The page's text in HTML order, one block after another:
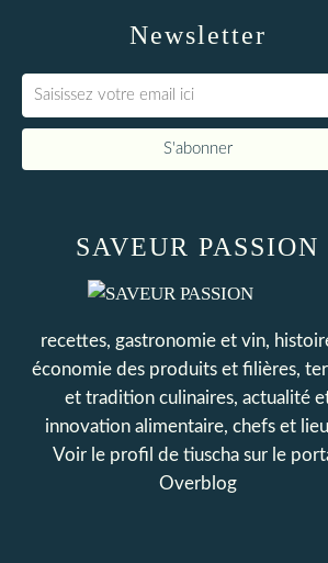
Newsletter
SAVEUR PASSION
recettes, gastronomie et vin,
économie des produits et filières,
et tradition culinaires, actualité
innovation alimentaire, chefs et
Voir le profil de tiuschasur le
Overblog